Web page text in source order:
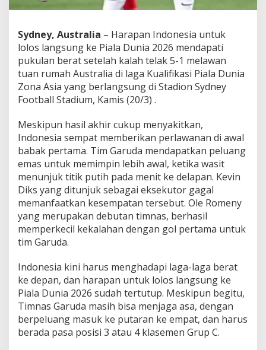
Sydney, Australia – Harapan Indonesia untuk
lolos langsung ke Piala Dunia 2026 mendapati
pukulan berat setelah kalah telak 5-1 melawan
tuan rumah Australia di laga Kualifikasi Piala Dunia
Zona Asia yang berlangsung di Stadion Sydney
Football Stadium, Kamis (20/3) .
Meskipun hasil akhir cukup menyakitkan,
Indonesia sempat memberikan perlawanan di awal
babak pertama. Tim Garuda mendapatkan peluang
emas untuk memimpin lebih awal, ketika wasit
menunjuk titik putih pada menit ke delapan. Kevin
Diks yang ditunjuk sebagai eksekutor gagal
memanfaatkan kesempatan tersebut. Ole Romeny
yang merupakan debutan timnas, berhasil
memperkecil kekalahan dengan gol pertama untuk
tim Garuda.
Indonesia kini harus menghadapi laga-laga berat
ke depan, dan harapan untuk lolos langsung ke
Piala Dunia 2026 sudah tertutup. Meskipun begitu,
Timnas Garuda masih bisa menjaga asa, dengan
berpeluang masuk ke putaran ke empat, dan harus
berada pasa posisi 3 atau 4 klasemen Grup C.